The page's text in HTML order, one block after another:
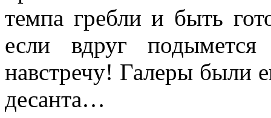
темпа гребли и быть
если вдруг
навстречу! Галеры были
десанта…